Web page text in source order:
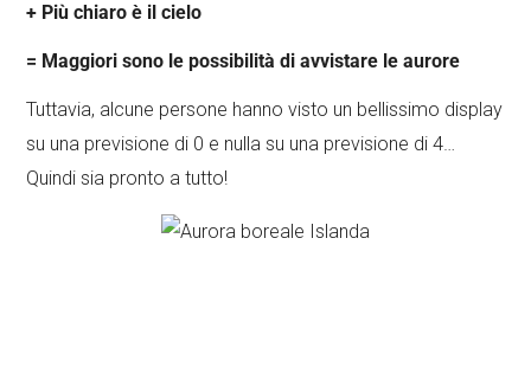
+ Più chiaro è il cielo
= Maggiori sono le possibilità di avvistare le aurore
Tuttavia, alcune persone hanno visto un bellissimo display
su una previsione di 0 e nulla su una previsione di 4…
Quindi sia pronto a tutto!